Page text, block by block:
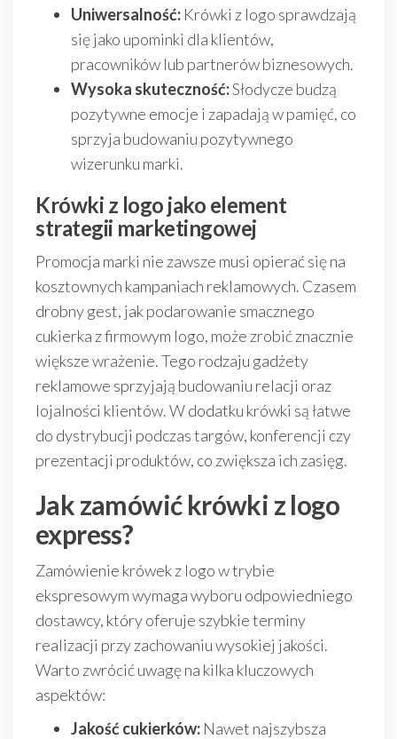
Uniwersalność: Krówki z logo sprawdzają
się jako upominki dla klientów,
pracowników lub partnerów biznesowych.
Wysoka skuteczność:Słodycze budzą
pozytywne emocje i zapadają w pamięć, co
sprzyja budowaniu pozytywnego
wizerunku marki.
Krówki z logo jako element
strategii marketingowej
Promocja marki nie zawsze musi opierać się na
kosztownych kampaniach reklamowych. Czasem
drobny gest, jak podarowanie smacznego
cukierka z firmowym logo, może zrobić znacznie
większe wrażenie. Tego rodzaju gadżety
reklamowe sprzyjają budowaniu relacji oraz
lojalności klientów. W dodatku krówki są łatwe
do dystrybucji podczas targów, konferencji czy
prezentacji produktów, co zwiększa ich zasięg.
Jak zamówić krówki z logo
express?
Zamówienie krówek z logo w trybie
ekspresowym wymaga wyboru odpowiedniego
dostawcy, który oferuje szybkie terminy
realizacji przy zachowaniu wysokiej jakości.
Warto zwrócić uwagę na kilka kluczowych
aspektów:
Jakość cukierków: Nawet najszybsza